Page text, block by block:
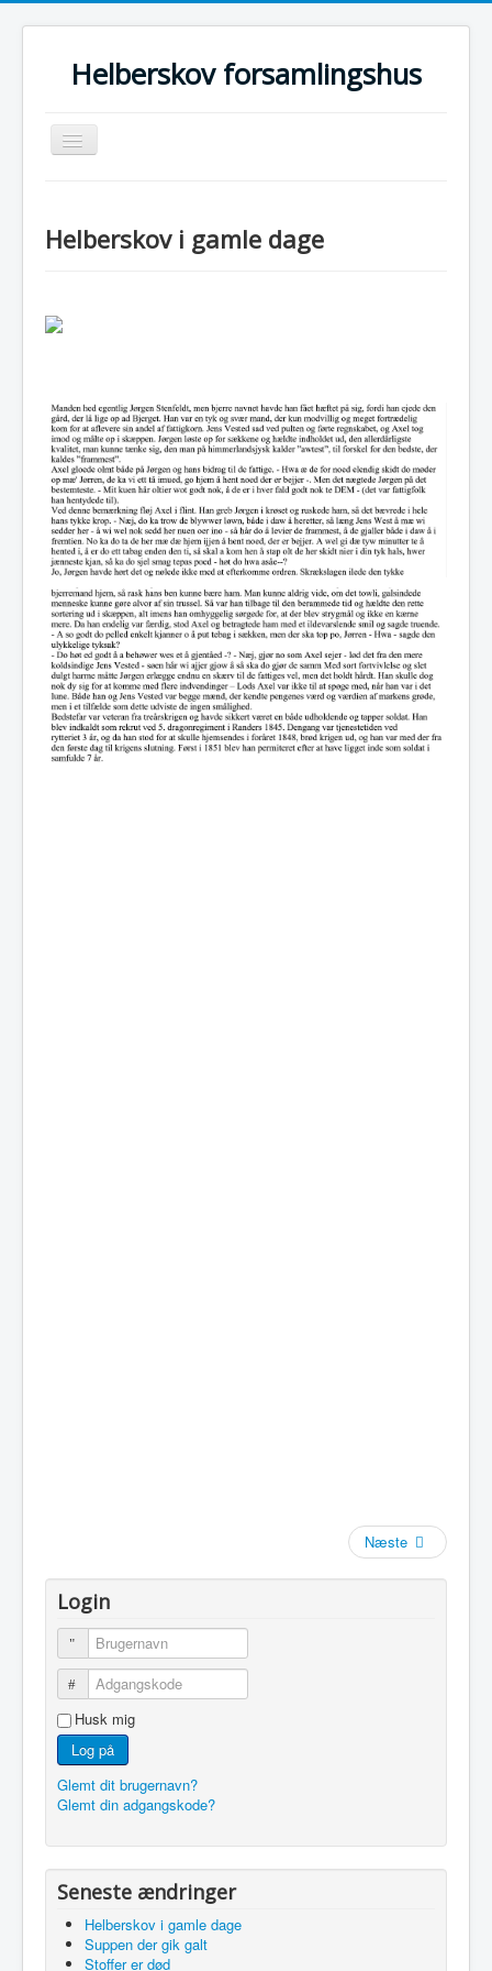
Helberskov forsamlingshus
Skift
navigation
Om os
Prisliste
Sponsorer
Facebook
Referater
Beretninger
Arkiv
Helberskov i gamle dage
Næste
Login
Brugernavn
Adgangskode
Husk mig
Log på
Glemt dit brugernavn?
Glemt din adgangskode?
Seneste ændringer
Helberskov i gamle dage
Suppen der gik galt
Stoffer er død